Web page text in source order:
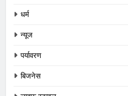
धर्म
न्यूज
पर्यावरण
बिजनेस